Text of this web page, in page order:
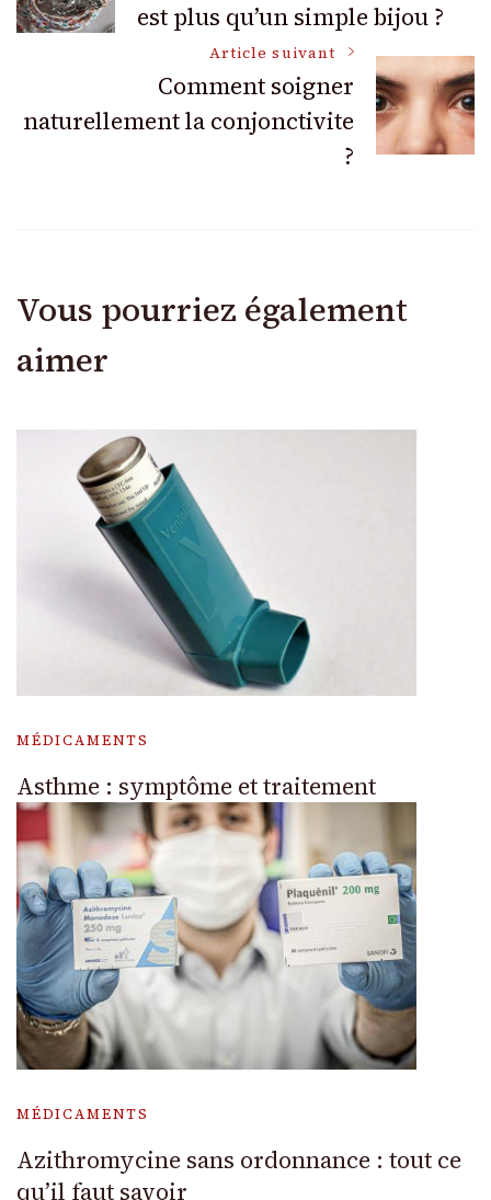
des
articles
est plus qu’un simple bijou ?
Article suivant
Comment soigner
naturellement la conjonctivite
?
Vous pourriez également
aimer
MÉDICAMENTS
Asthme : symptôme et traitement
MÉDICAMENTS
Azithromycine sans ordonnance : tout ce
qu’il faut savoir